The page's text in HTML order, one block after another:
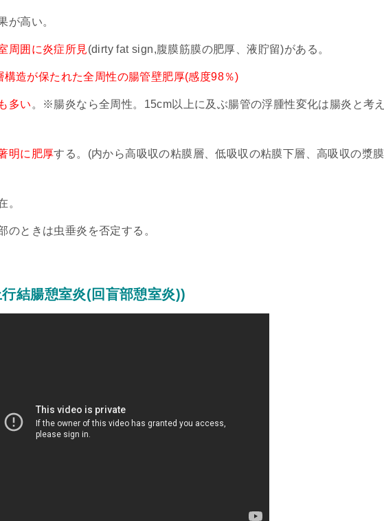
が高い。
周囲に炎症所見(dirty fat sign,腹膜筋膜の肥厚、液貯留)がある。
造が保たれた全周性の腸管壁肥厚(感度98％)
多い 。※腸炎なら全周性。15cm以上に及ぶ腸管の浮腫性変化は腸炎と考え
明に肥厚する。(内から高吸収の粘膜層、低吸収の粘膜下層、高吸収の漿膜
。
のときは虫垂炎を否定する。
結腸憩室炎(回盲部憩室炎))